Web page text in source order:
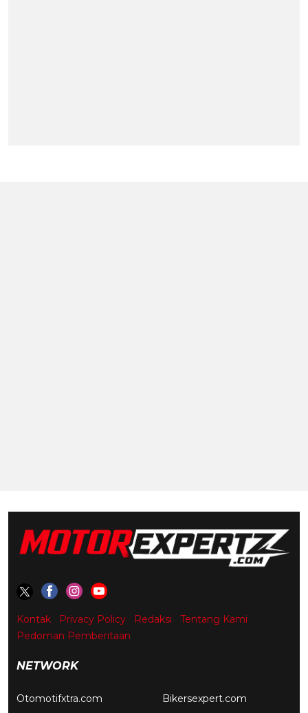
Kontak Privacy Policy Redaksi
Tentang Kami
Pedoman Pemberitaan
NETWORK
Otomotifxtra.com Bikersexpert.com